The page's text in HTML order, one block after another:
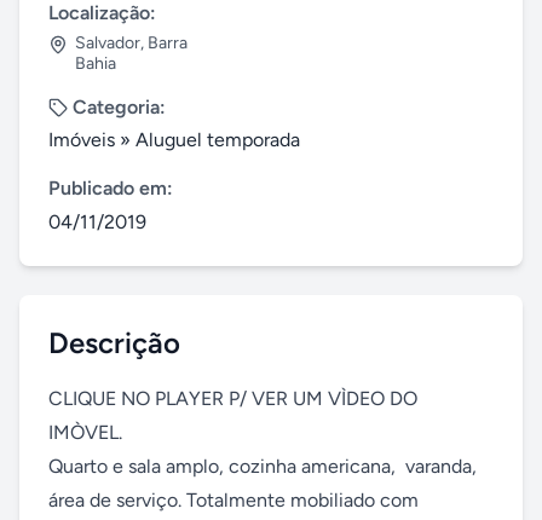
Localização:
Salvador, Barra
Bahia
Categoria:
Imóveis » Aluguel temporada
Publicado em:
04/11/2019
Descrição
CLIQUE NO PLAYER P/ VER UM VÌDEO DO
IMÒVEL.
Quarto e sala amplo, cozinha americana,  varanda,
área de serviço. Totalmente mobiliado com